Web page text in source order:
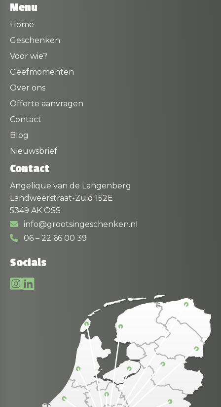
Menu
Home
Geschenken
Voor wie?
Geefmomenten
Over ons
Offerte aanvragen
Contact
Blog
Nieuwsbrief
Contact
Angelique van de Langenberg
Landweerstraat-Zuid 152E
5349 AK OSS
info@grootsingeschenken.nl
06 – 22 66 00 39
Socials